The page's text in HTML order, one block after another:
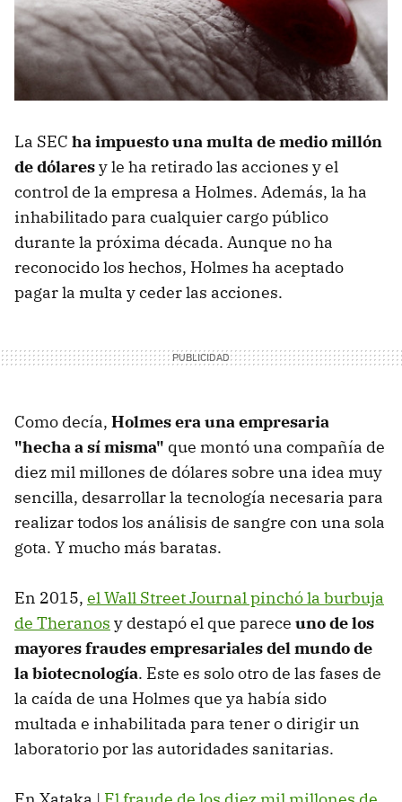
La SEC ha impuesto una multa de medio millón
de dólaresy le ha retirado las acciones y el
control de la empresa a Holmes. Además, la ha
inhabilitado para cualquier cargo público
durante la próxima década. Aunque no ha
reconocido los hechos, Holmes ha aceptado
pagar la multa y ceder las acciones.
Como decía, Holmes era una empresaria
"hecha a sí misma" que montó una compañía de
diez mil millones de dólares sobre una idea muy
sencilla, desarrollar la tecnología necesaria para
realizar todos los análisis de sangre con una sola
gota. Y mucho más baratas.
En 2015, el Wall Street Journal pinchó la burbuja
de Theranos y destapó el que parece uno de los
mayores fraudes empresariales del mundo de
la biotecnología. Este es solo otro de las fases de
la caída de una Holmes que ya había sido
multada e inhabilitada para tener o dirigir un
laboratorio por las autoridades sanitarias.